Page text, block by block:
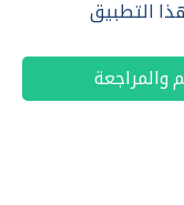
التطبيق
والمراجعة